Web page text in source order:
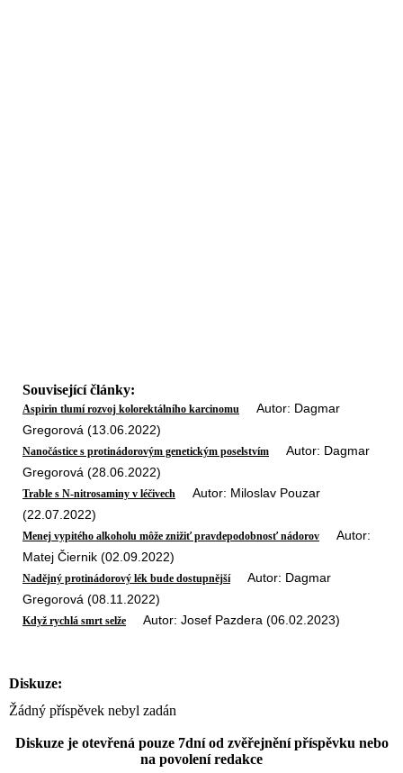
Související články:
Aspirin tlumí rozvoj kolorektálního karcinomu Autor: Dagmar
Gregorová (13.06.2022)
Nanočástice s protinádorovým genetickým poselstvím Autor: Dagmar
Gregorová (28.06.2022)
Trable s N-nitrosaminy v léčivech Autor: Miloslav Pouzar
(22.07.2022)
Menej vypitého alkoholu môže znižiť pravdepodobnosť nádorov Autor:
Matej Čiernik (02.09.2022)
Nadějný protinádorový lék bude dostupnějšíAutor: Dagmar
Gregorová (08.11.2022)
Když rychlá smrt selže Autor: Josef Pazdera (06.02.2023)
Diskuze:
Žádný příspěvek nebyl zadán
Diskuze je otevřená pouze 7dní od zvěřejnění příspěvku nebo
na povolení redakce